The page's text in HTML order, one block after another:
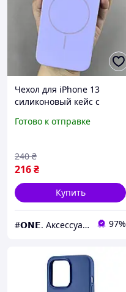
Чехол для iPhone 13
силиконовый кейс с
на айфон 13 сиреневый
Готово к отправке
216₴
240 ₴
Купить
#𝗢𝗡𝗘. Аксессуары к смартфонам 97%